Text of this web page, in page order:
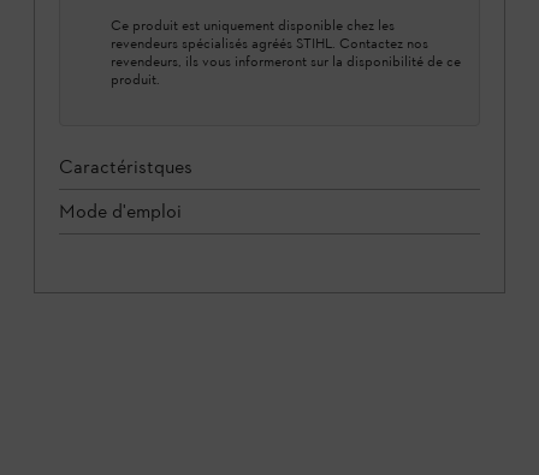
Ce produit est uniquement disponible chez les
revendeurs spécialisés agréés STIHL. Contactez nos
revendeurs, ils vous informeront sur la disponibilité de ce
produit.
Caractéristques
Mode d'emploi